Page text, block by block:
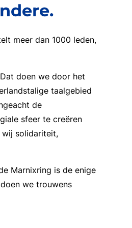
meer dan 1000 leden,
doen we door het
taalgebied
de
sfeer te creëren
wij solidariteit,
Marnixring is de enige
we trouwens